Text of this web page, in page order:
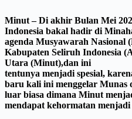
Minut – Di akhir Bulan Mei
Indonesia bakal hadir di
agenda Musyawarah Nasional
Kabupaten Seliruh Indonesia
Utara (Minut),dan ini
tentunya menjadi spesial,
baru kali ini menggelar Munas
luar biasa dimana Minut
mendapat kehormatan